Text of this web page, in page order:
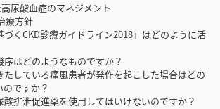
尿酸血症のマネジメント
療方針
くCKD診療ガイドライン2018」はどのように活
はどのようなものですか？
たしている痛風患者が発作を起こした場合はどの
ですか？
排泄促進薬を使用してはいけないのですか？